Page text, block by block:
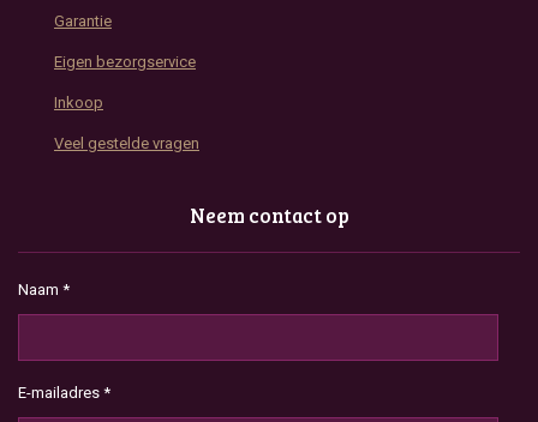
Garantie
Eigen bezorgservice
Inkoop
Veel gestelde vragen
Neem contact op
Naam *
E-mailadres *